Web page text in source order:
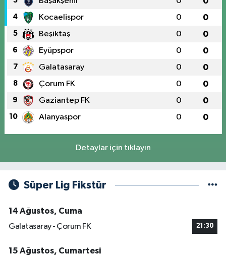
4 Kocaelispor 0 0
5 Beşiktaş 0 0
6 Eyüpspor 0 0
7 Galatasaray 0 0
8 Çorum FK 0 0
9 Gaziantep FK 0 0
10 Alanyaspor 0 0
Detaylar için tıklayın
Süper Lig Fikstür
14 Ağustos, Cuma
Galatasaray - Çorum FK
21:30
15 Ağustos, Cumartesi